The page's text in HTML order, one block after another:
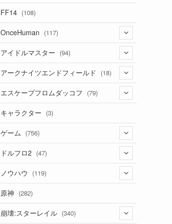
(16)
(11)
(2)
(11)
(13)
(8)
FF14 (108)
OnceHuman (117)
(20)
(1)
(3)
アイドルマスター (94)
(71)
(17)
(4)
アークナイツエンドフィールド (18)
(14)
(1)
エスケープフロムダッコフ (79)
(62)
キャラクター (3)
ゲーム (756)
(4)
(11)
ドルフロ2 (47)
(3)
(1)
(42)
ノウハウ (119)
(14)
(4)
原神 (282)
崩壊:スターレイル (340)